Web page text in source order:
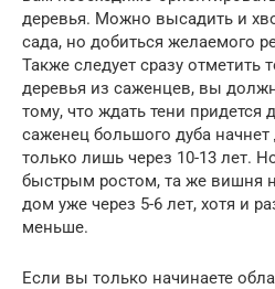
деревья. Можно высадить и
сада, но добиться желаемого
Также следует сразу отметить
деревья из саженцев, вы
тому, что ждать тени придется
саженец большого дуба
только лишь через 10-13 лет.
быстрым ростом, та же вишня
дом уже через 5-6 лет, хотя и
меньше.
Если вы только начинаете